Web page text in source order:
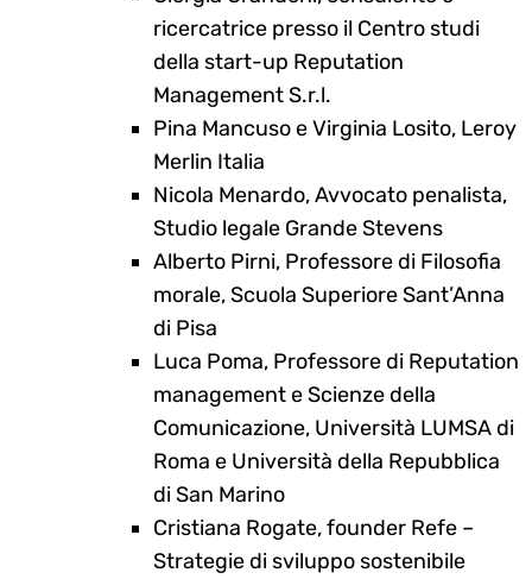
ricercatrice presso il Centro studi
della start-up Reputation
Management S.r.l.
Pina Mancuso e Virginia Losito, Leroy
Merlin Italia
Nicola Menardo, Avvocato penalista,
Studio legale Grande Stevens
Alberto Pirni, Professore di Filosofia
morale, Scuola Superiore Sant’Anna
di Pisa
Luca Poma, Professore di Reputation
management e Scienze della
Comunicazione, Università LUMSA di
Roma e Università della Repubblica
di San Marino
Cristiana Rogate, founder Refe –
Strategie di sviluppo sostenibile